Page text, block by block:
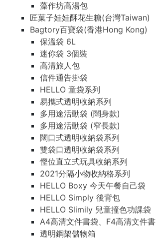
藻作坊高湯包
匠菓子娃娃酥花生糖(台灣Taiwan)
Bagtory百寶袋(香港Hong Kong)
保溫袋 6L
迷你袋 3個裝
高清旅人包
信件通告掛袋
HELLO 童袋系列
易攜式透明收納系列
多用途活動袋 (闊身款)
多用途活動袋 (窄長款)
闊口式透明收納袋系列
雙袋口透明收納袋系列
慳位直立式玩具收納系列
2021分隔小物收納格系列
HELLO Boxy 今天午餐自己袋
HELLO Simply 後背包
HELLO Slimily 兒童撞色功課袋
A4高清文件書袋、F4高清文件書
透明鋼架儲物箱